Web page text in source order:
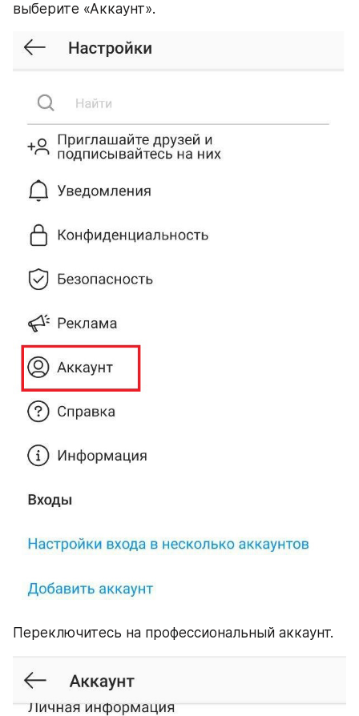
выберите «Аккаунт».
Переключитесь на профессиональный аккаунт.